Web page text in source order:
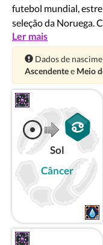
futebol mundial,
seleção da Noruega.
Ler mais
Atenção:
Dados de
Ascendentee Meio
Sol
Câncer